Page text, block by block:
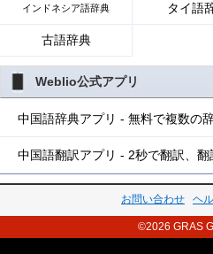
インドネシア語辞典 タイ語
古語辞典
Weblio公式アプリ
中国語辞典アプリ - 無料で複数の
中国語翻訳アプリ - 2秒で翻訳、
お問い合わせ ヘ
©2026 GRAS